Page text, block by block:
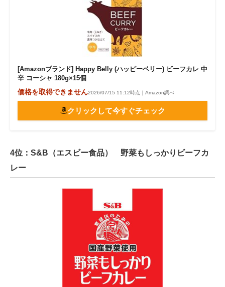
[Amazonブランド] Happy Belly (ハッピーベリー) ビーフカレ 中
辛 コーシャ 180g×15個
価格を取得できません2026/07/15 11:12時点｜Amazon調べ
クリックして今すぐチェック
4位：S&B（エスビー食品） 野菜もしっかりビーフカ
レー